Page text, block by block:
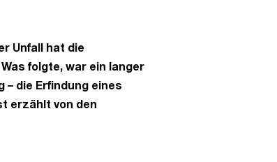
Unfall hat die
folgte, war ein langer
– die Erfindung eines
erzählt von den